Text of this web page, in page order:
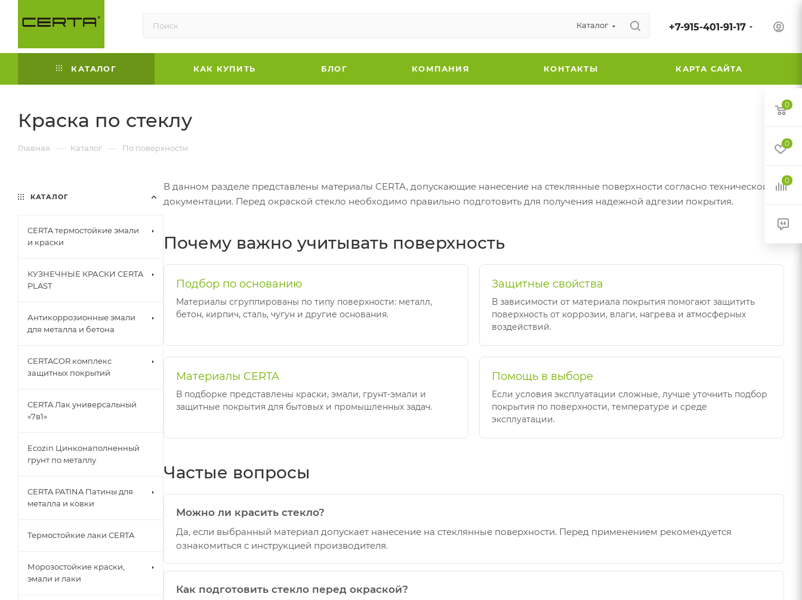
Каталог +7-915-401-91-17
КАТАЛОГ КАК КУПИТЬ БЛОГ КОМПАНИЯ КОНТАКТЫ КАРТА САЙТА
Краска по стеклу
Главная — Каталог — По поверхности
В данном разделе представлены материалы CERTA, допускающие нанесение на стеклянные поверхности согласно технической
документации. Перед окраской стекло необходимо правильно подготовить для получения надежной адгезии покрытия.
Почему важно учитывать поверхность
Подбор по основанию
Материалы сгруппированы по типу поверхности: металл,
бетон, кирпич, сталь, чугун и другие основания.
Защитные свойства
В зависимости от материала покрытия помогают защитить
поверхность от коррозии, влаги, нагрева и атмосферных
воздействий.
Материалы CERTA
В подборке представлены краски, эмали, грунт-эмали и
защитные покрытия для бытовых и промышленных задач.
Помощь в выборе
Если условия эксплуатации сложные, лучше уточнить подбор
покрытия по поверхности, температуре и среде
эксплуатации.
Частые вопросы
Можно ли красить стекло?
Да, если выбранный материал допускает нанесение на стеклянные поверхности. Перед применением рекомендуется
ознакомиться с инструкцией производителя.
Как подготовить стекло перед окраской?
КАТАЛОГ
CERTA термостойкие эмали
и краски
КУЗНЕЧНЫЕ КРАСКИ CERTA
PLAST
Антикоррозионные эмали
для металла и бетона
CERTACOR комплекс
защитных покрытий
CERTA Лак универсальный
«7в1»
Ecozin Цинконаполненный
грунт по металлу
CERTA PATINA Патины для
металла и ковки
Термостойкие лаки CERTA
Морозостойкие краски,
эмали и лаки
0
0
0